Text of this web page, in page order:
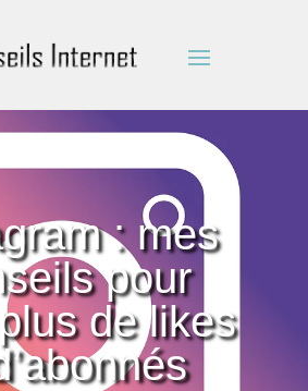
: mes
pour
de likes